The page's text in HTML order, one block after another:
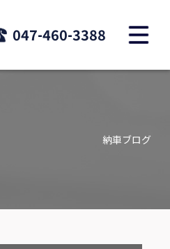
047-460-3388
ッフblog
納車ブログ